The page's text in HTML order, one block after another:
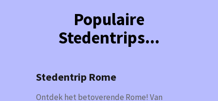
Populaire
Stedentrips...
Stedentrip Rome
Ontdek het betoverende Rome! Van